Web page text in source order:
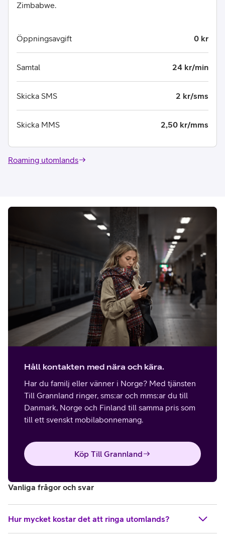
Zimbabwe.
Öppningsavgift 0 kr
Samtal 24 kr/min
Skicka SMS 2 kr/sms
Skicka MMS 2,50 kr/mms
Roaming utomlands
Håll kontakten med nära och kära.
Har du familj eller vänner i Norge? Med tjänsten
Till Grannland ringer, sms:ar och mms:ar du till
Danmark, Norge och Finland till samma pris som
till ett svenskt mobilabonnemang.
Köp Till Grannland
Vanliga frågor och svar
Hur mycket kostar det att ringa utomlands?